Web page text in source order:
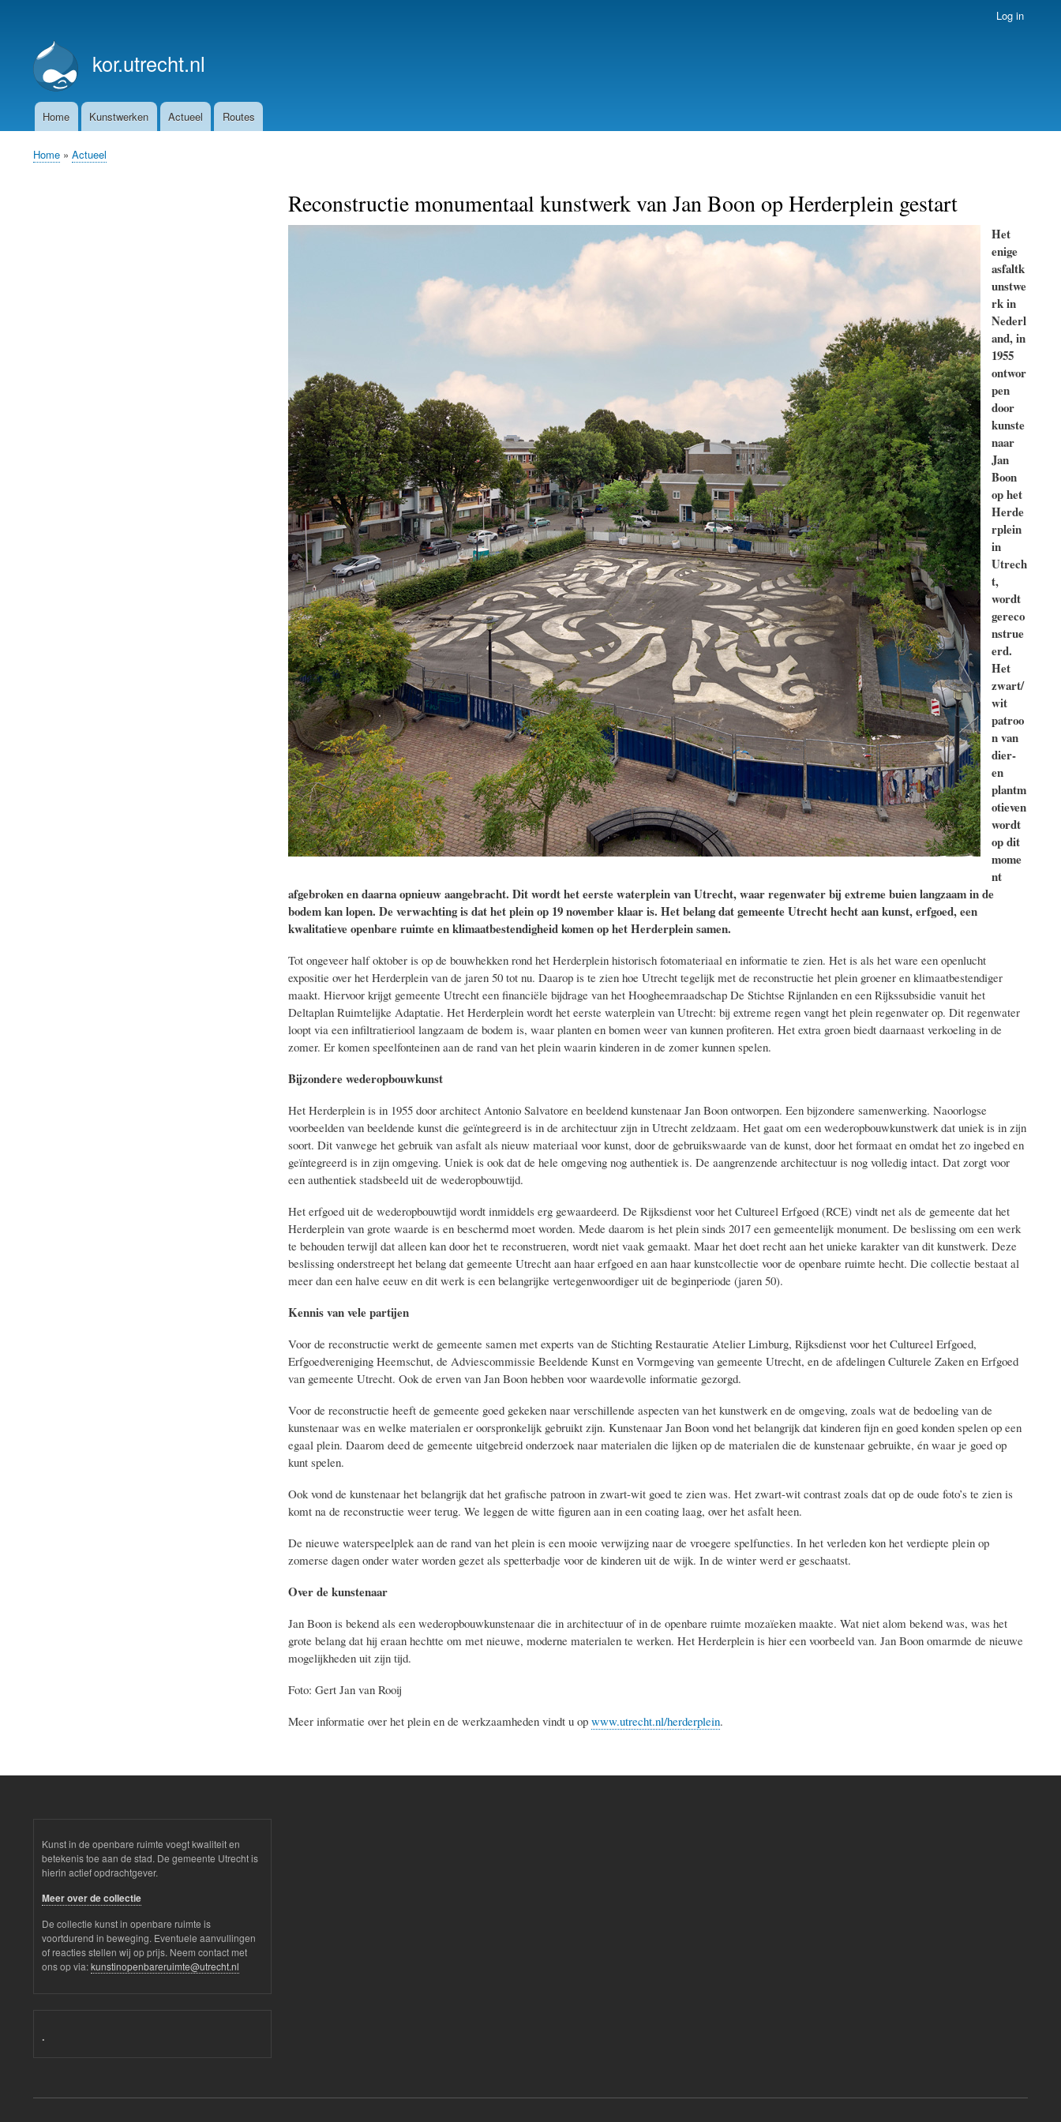
account
menu
Log in
kor.utrecht.nl
MainHome Kunstwerken Actueel Routes
Breadcrumb
Home Actueel
Reconstructie monumentaal kunstwerk van Jan Boon op Herderplein gestart
Het
enige
asfaltk
unstwe
rk in
Nederl
and, in
1955
ontwor
pen
door
kunste
naar
Jan
Boon
op het
Herde
rplein
in
Utrech
t,
wordt
gereco
nstrue
erd.
Het
zwart/
wit
patroo
n van
dier-
en
plantm
otieven
wordt
op dit
mome
nt
afgebroken en daarna opnieuw aangebracht. Dit wordt het eerste waterplein van Utrecht, waar regenwater bij extreme buien langzaam in de
bodem kan lopen. De verwachting is dat het plein op 19 november klaar is. Het belang dat gemeente Utrecht hecht aan kunst, erfgoed, een
kwalitatieve openbare ruimte en klimaatbestendigheid komen op het Herderplein samen.
Tot ongeveer half oktober is op de bouwhekken rond het Herderplein historisch fotomateriaal en informatie te zien. Het is als het ware een openlucht
expositie over het Herderplein van de jaren 50 tot nu. Daarop is te zien hoe Utrecht tegelijk met de reconstructie het plein groener en klimaatbestendiger
maakt. Hiervoor krijgt gemeente Utrecht een financiële bijdrage van het Hoogheemraadschap De Stichtse Rijnlanden en een Rijkssubsidie vanuit het
Deltaplan Ruimtelijke Adaptatie. Het Herderplein wordt het eerste waterplein van Utrecht: bij extreme regen vangt het plein regenwater op. Dit regenwater
loopt via een infiltratieriool langzaam de bodem is, waar planten en bomen weer van kunnen profiteren. Het extra groen biedt daarnaast verkoeling in de
zomer. Er komen speelfonteinen aan de rand van het plein waarin kinderen in de zomer kunnen spelen.
Bijzondere wederopbouwkunst
Het Herderplein is in 1955 door architect Antonio Salvatore en beeldend kunstenaar Jan Boon ontworpen. Een bijzondere samenwerking. Naoorlogse
voorbeelden van beeldende kunst die geïntegreerd is in de architectuur zijn in Utrecht zeldzaam. Het gaat om een wederopbouwkunstwerk dat uniek is in zijn
soort. Dit vanwege het gebruik van asfalt als nieuw materiaal voor kunst, door de gebruikswaarde van de kunst, door het formaat en omdat het zo ingebed en
geïntegreerd is in zijn omgeving. Uniek is ook dat de hele omgeving nog authentiek is. De aangrenzende architectuur is nog volledig intact. Dat zorgt voor
een authentiek stadsbeeld uit de wederopbouwtijd.
Het erfgoed uit de wederopbouwtijd wordt inmiddels erg gewaardeerd. De Rijksdienst voor het Cultureel Erfgoed (RCE) vindt net als de gemeente dat het
Herderplein van grote waarde is en beschermd moet worden. Mede daarom is het plein sinds 2017 een gemeentelijk monument. De beslissing om een werk
te behouden terwijl dat alleen kan door het te reconstrueren, wordt niet vaak gemaakt. Maar het doet recht aan het unieke karakter van dit kunstwerk. Deze
beslissing onderstreept het belang dat gemeente Utrecht aan haar erfgoed en aan haar kunstcollectie voor de openbare ruimte hecht. Die collectie bestaat al
meer dan een halve eeuw en dit werk is een belangrijke vertegenwoordiger uit de beginperiode (jaren 50).
Kennis van vele partijen
Voor de reconstructie werkt de gemeente samen met experts van de Stichting Restauratie Atelier Limburg, Rijksdienst voor het Cultureel Erfgoed,
Erfgoedvereniging Heemschut, de Adviescommissie Beeldende Kunst en Vormgeving van gemeente Utrecht, en de afdelingen Culturele Zaken en Erfgoed
van gemeente Utrecht. Ook de erven van Jan Boon hebben voor waardevolle informatie gezorgd.
Voor de reconstructie heeft de gemeente goed gekeken naar verschillende aspecten van het kunstwerk en de omgeving, zoals wat de bedoeling van de
kunstenaar was en welke materialen er oorspronkelijk gebruikt zijn. Kunstenaar Jan Boon vond het belangrijk dat kinderen fijn en goed konden spelen op een
egaal plein. Daarom deed de gemeente uitgebreid onderzoek naar materialen die lijken op de materialen die de kunstenaar gebruikte, én waar je goed op
kunt spelen.
Ook vond de kunstenaar het belangrijk dat het grafische patroon in zwart-wit goed te zien was. Het zwart-wit contrast zoals dat op de oude foto’s te zien is
komt na de reconstructie weer terug. We leggen de witte figuren aan in een coating laag, over het asfalt heen.
De nieuwe waterspeelplek aan de rand van het plein is een mooie verwijzing naar de vroegere spelfuncties. In het verleden kon het verdiepte plein op
zomerse dagen onder water worden gezet als spetterbadje voor de kinderen uit de wijk. In de winter werd er geschaatst.
Over de kunstenaar
Jan Boon is bekend als een wederopbouwkunstenaar die in architectuur of in de openbare ruimte mozaïeken maakte. Wat niet alom bekend was, was het
grote belang dat hij eraan hechtte om met nieuwe, moderne materialen te werken. Het Herderplein is hier een voorbeeld van. Jan Boon omarmde de nieuwe
mogelijkheden uit zijn tijd.
Foto: Gert Jan van Rooij
Meer informatie over het plein en de werkzaamheden vindt u op www.utrecht.nl/herderplein.
Kunst in de openbare ruimte voegt kwaliteit en
betekenis toe aan de stad. De gemeente Utrecht is
hierin actief opdrachtgever.
Meer over de collectie
De collectie kunst in openbare ruimte is
voortdurend in beweging. Eventuele aanvullingen
of reacties stellen wij op prijs. Neem contact met
ons op via:kunstinopenbareruimte@utrecht.nl
.